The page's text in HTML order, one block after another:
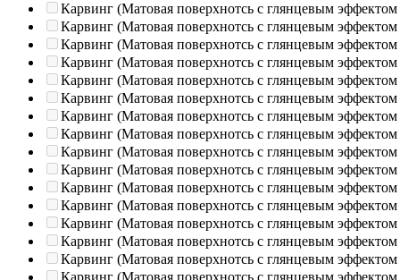
Карвинг (Матовая поверхнотсь с глянцевым эффектом
Карвинг (Матовая поверхнотсь с глянцевым эффектом
Карвинг (Матовая поверхнотсь с глянцевым эффектом
Карвинг (Матовая поверхнотсь с глянцевым эффектом
Карвинг (Матовая поверхнотсь с глянцевым эффектом
Карвинг (Матовая поверхнотсь с глянцевым эффектом
Карвинг (Матовая поверхнотсь с глянцевым эффектом
Карвинг (Матовая поверхнотсь с глянцевым эффектом
Карвинг (Матовая поверхнотсь с глянцевым эффектом
Карвинг (Матовая поверхнотсь с глянцевым эффектом
Карвинг (Матовая поверхнотсь с глянцевым эффектом
Карвинг (Матовая поверхнотсь с глянцевым эффектом
Карвинг (Матовая поверхнотсь с глянцевым эффектом
Карвинг (Матовая поверхнотсь с глянцевым эффектом
Карвинг (Матовая поверхнотсь с глянцевым эффектом